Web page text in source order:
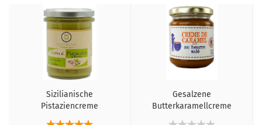
Sizilianische
Pistaziencreme
Gesalzene
Butterkaramellcreme